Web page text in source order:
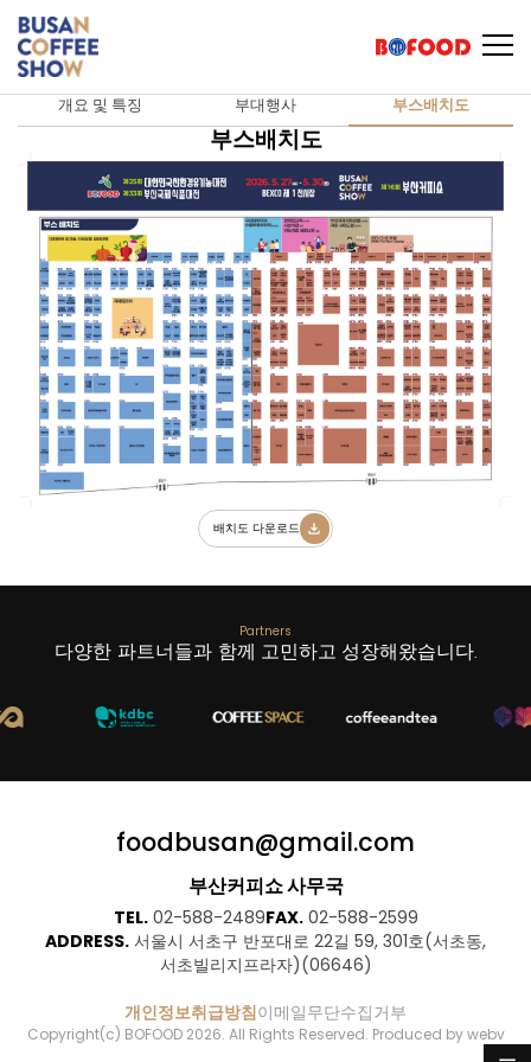
개요 및 특징 부대행사 부스배치도
부스배치도
배치도 다운로드
Partners
다양한 파트너들과 함께 고민하고 성장해왔습니다.
foodbusan@gmail.com
부산커피쇼 사무국
TEL.02-588-2489FAX.02-588-2599
ADDRESS. 서울시 서초구 반포대로 22길 59, 301호(서초동,
서초빌리지프라자)(06646)
개인정보취급방침이메일무단수집거부
Copyright(c) BOFOOD 2026. All Rights Reserved. Produced by webv